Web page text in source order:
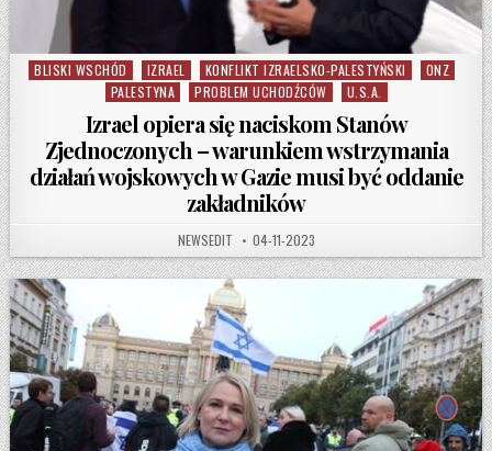
Posted in
BLISKI WSCHÓD IZRAEL KONFLIKT IZRAELSKO-PALESTYŃSKI
ONZ
PALESTYNA
PROBLEM UCHODŹCÓW U.S.A.
Izrael opiera się naciskom Stanów
Zjednoczonych – warunkiem wstrzymania
działań wojskowych w Gazie musi być oddanie
zakładników
AUTHOR:
NEWSEDIT PUBLISHED DATE:
04-11-2023